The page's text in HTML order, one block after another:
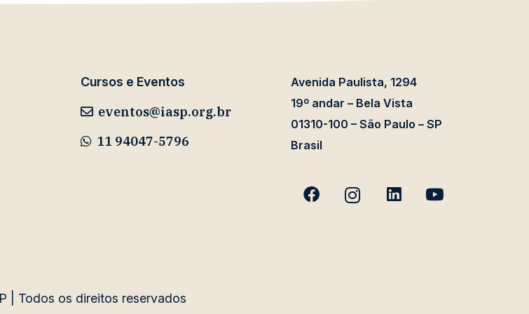
Cursos e Eventos
eventos@iasp.org.br
11 94047-5796
Avenida Paulista, 1294
19º andar – Bela Vista
01310-100 – São Paulo – SP
Brasil
| Todos os direitos reservados